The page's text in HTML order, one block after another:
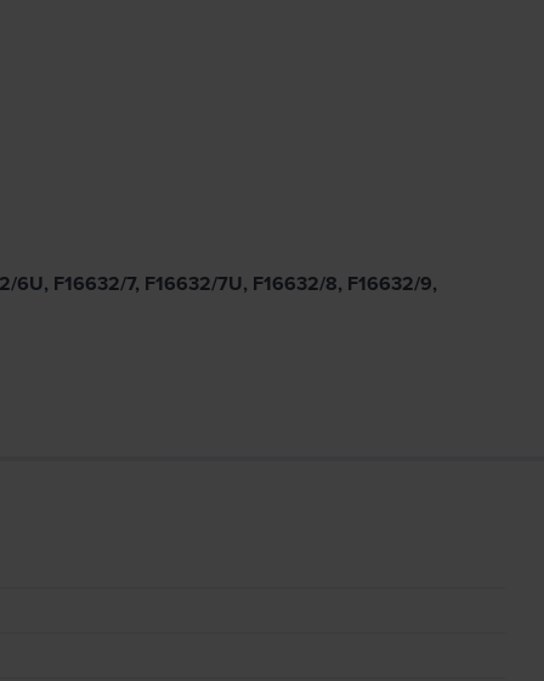
6U, F16632/7, F16632/7U, F16632/8, F16632/9,